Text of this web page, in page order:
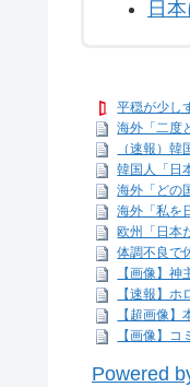
日
平穏が少し
海外「二度
（速報）
韓国人「日
海外「どの
海外「私を
欧州「日本
体調不良で
【画像】
【速報】
【超画像
【画像】
Powered